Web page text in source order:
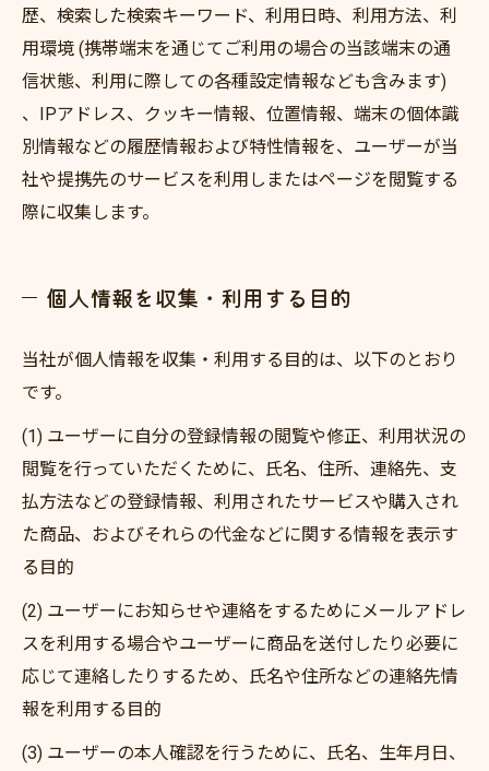
歴、検索した検索キーワード、利用日時、利用方法、利
用環境 (携帯端末を通じてご利用の場合の当該端末の通
信状態、利用に際しての各種設定情報なども含みます)
、IPアドレス、クッキー情報、位置情報、端末の個体識
別情報などの履歴情報および特性情報を、ユーザーが当
社や提携先のサービスを利用しまたはページを閲覧する
際に収集します。
個人情報を収集・利用する目的
当社が個人情報を収集・利用する目的は、以下のとおり
です。
(1) ユーザーに自分の登録情報の閲覧や修正、利用状況の
閲覧を行っていただくために、氏名、住所、連絡先、支
払方法などの登録情報、利用されたサービスや購入され
た商品、およびそれらの代金などに関する情報を表示す
る目的
(2) ユーザーにお知らせや連絡をするためにメールアドレ
スを利用する場合やユーザーに商品を送付したり必要に
応じて連絡したりするため、氏名や住所などの連絡先情
報を利用する目的
(3) ユーザーの本人確認を行うために、氏名、生年月日、